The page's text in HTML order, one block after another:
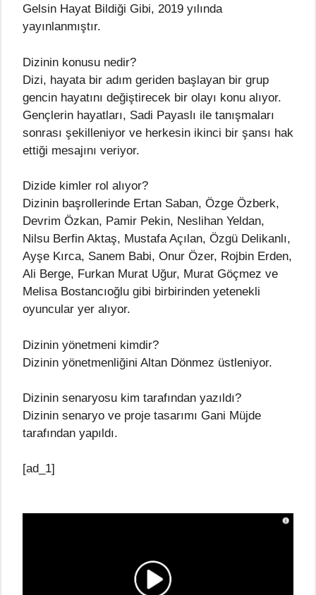
Gelsin Hayat Bildiği Gibi, 2019 yılında
yayınlanmıştır.
Dizinin konusu nedir?
Dizi, hayata bir adım geriden başlayan bir grup
gencin hayatını değiştirecek bir olayı konu alıyor.
Gençlerin hayatları, Sadi Payaslı ile tanışmaları
sonrası şekilleniyor ve herkesin ikinci bir şansı hak
ettiği mesajını veriyor.
Dizide kimler rol alıyor?
Dizinin başrollerinde Ertan Saban, Özge Özberk,
Devrim Özkan, Pamir Pekin, Neslihan Yeldan,
Nilsu Berfin Aktaş, Mustafa Açılan, Özgü Delikanlı,
Ayşe Kırca, Sanem Babi, Onur Özer, Rojbin Erden,
Ali Berge, Furkan Murat Uğur, Murat Göçmez ve
Melisa Bostancıoğlu gibi birbirinden yetenekli
oyuncular yer alıyor.
Dizinin yönetmeni kimdir?
Dizinin yönetmenliğini Altan Dönmez üstleniyor.
Dizinin senaryosu kim tarafından yazıldı?
Dizinin senaryo ve proje tasarımı Gani Müjde
tarafından yapıldı.
[ad_1]